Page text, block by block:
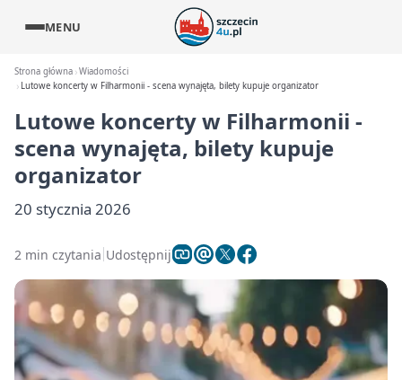
MENU
Strona główna Wiadomości
Lutowe koncerty w Filharmonii - scena wynajęta, bilety kupuje organizator
Lutowe koncerty w Filharmonii -
scena wynajęta, bilety kupuje
organizator
20 stycznia 2026
2 min czytania Udostępnij